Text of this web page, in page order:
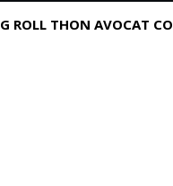
ROLL THON AVOCAT